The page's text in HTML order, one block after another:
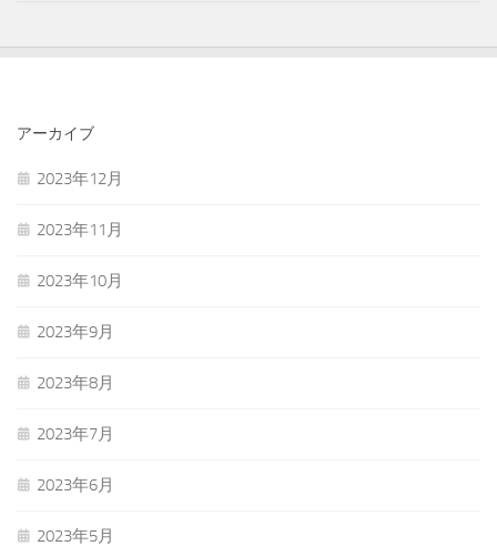
アーカイブ
2023年12月
2023年11月
2023年10月
2023年9月
2023年8月
2023年7月
2023年6月
2023年5月